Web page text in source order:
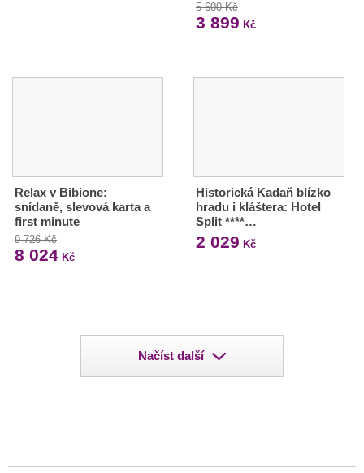
5 600 Kč
3 899 Kč
Relax v Bibione:
snídaně, slevová karta a
first minute
9 726 Kč
8 024 Kč
Historická Kadaň blízko
hradu i kláštera: Hotel
Split ****…
2 029 Kč
Načíst další